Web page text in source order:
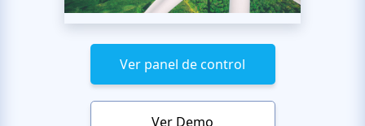
Ver panel de control
Ver Demo